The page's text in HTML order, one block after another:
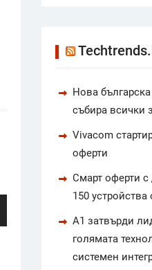
Нова
събира всички
Vivacom
оферти
Смарт оферти с
150 устройства
А1 затвърди
голямата
системен